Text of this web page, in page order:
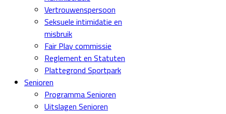
Vertrouwenspersoon
Seksuele intimidatie en
misbruik
Fair Play commissie
Reglement en Statuten
Plattegrond Sportpark
Senioren
Programma Senioren
Uitslagen Senioren